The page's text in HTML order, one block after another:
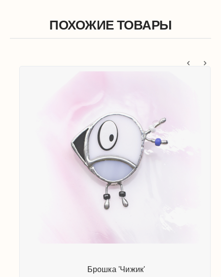
ПОХОЖИЕ ТОВАРЫ
Брошка 'Чижик'